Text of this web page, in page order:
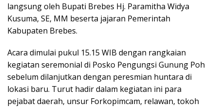
langsung oleh Bupati Brebes Hj. Paramitha Widya
Kusuma, SE, MM beserta jajaran Pemerintah
Kabupaten Brebes.
Acara dimulai pukul 15.15 WIB dengan rangkaian
kegiatan seremonial di Posko Pengungsi Gunung Poh
sebelum dilanjutkan dengan peresmian huntara di
lokasi baru. Turut hadir dalam kegiatan ini para
pejabat daerah, unsur Forkopimcam, relawan, tokoh